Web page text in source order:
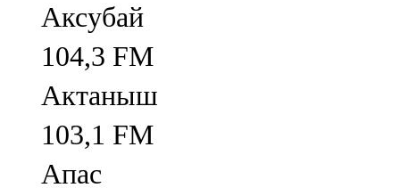
Аксубай
104,3 FM
Актаныш
103,1 FM
Апас